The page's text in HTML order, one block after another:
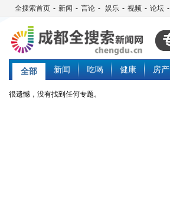
全搜索首页 - 新闻 - 言论 - 娱乐 - 视频 - 论坛 -
全部 新闻 吃喝 健康 房产
很遗憾，没有找到任何专题。